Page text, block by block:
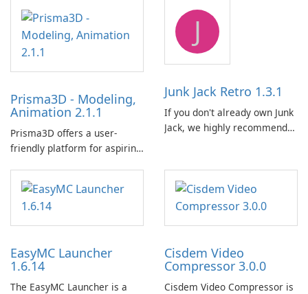
提供了一個全面的解決方案，
用於跨各種設備和電子書格式
組織、轉換、編輯和同步電子
書。 電子書圖書館管理：
Calibre 作為組織和管理電子書
鬆對電子書進行分類、標記和
搜索。它提供強大的圖書館管
理功能，以保持電子書收藏井
井有條。 電子書格式轉換： 使
emulator built atop the
BlueStacks engine and tuned
for MSI hardware.
Prisma3D - Modeling,
Animation 2.1.1
Prisma3D offers a user-
friendly platform for aspiring
imagination to life. With a
wide range of tools and
features, this app allows
users to easily design 3D
captivating animated scenes.
J
Junk Jack Retro 1.3.1
If you don't already own Junk
Jack, we highly recommend
This game is where it all
began! Junk Jack Retro,
formerly known as Junk Jack,
EasyMC Launcher
1.6.14
The EasyMC Launcher is a
Cisdem Video
Compressor 3.0.0
Cisdem Video Compressor is